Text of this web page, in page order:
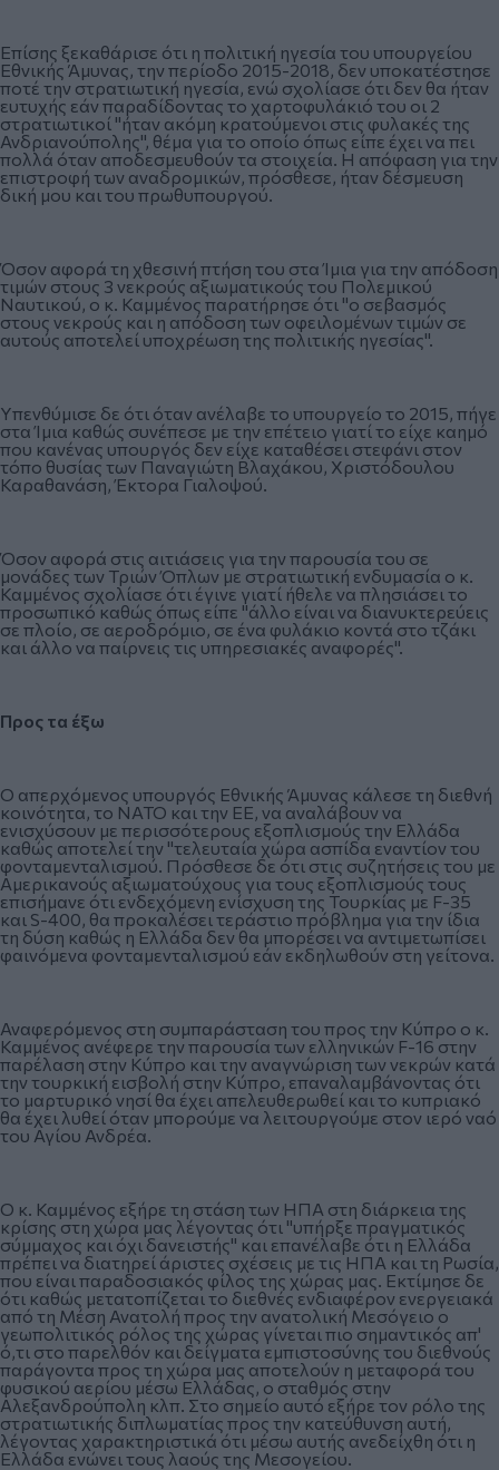
Επίσης ξεκαθάρισε ότι η πολιτική ηγεσία του υπουργείου
Εθνικής Άμυνας, την περίοδο 2015-2018, δεν υποκατέστησε
ποτέ την στρατιωτική ηγεσία, ενώ σχολίασε ότι δεν θα ήταν
ευτυχής εάν παραδίδοντας το χαρτοφυλάκιό του οι 2
στρατιωτικοί "ήταν ακόμη κρατούμενοι στις φυλακές της
Ανδριανούπολης", θέμα για το οποίο όπως είπε έχει να πει
πολλά όταν αποδεσμευθούν τα στοιχεία. Η απόφαση για την
επιστροφή των αναδρομικών, πρόσθεσε, ήταν δέσμευση
δική μου και του πρωθυπουργού.
Όσον αφορά τη χθεσινή πτήση του στα Ίμια για την απόδοση
τιμών στους 3 νεκρούς αξιωματικούς του Πολεμικού
Ναυτικού, ο κ. Καμμένος παρατήρησε ότι "ο σεβασμός
στους νεκρούς και η απόδοση των οφειλομένων τιμών σε
αυτούς αποτελεί υποχρέωση της πολιτικής ηγεσίας".
Υπενθύμισε δε ότι όταν ανέλαβε το υπουργείο το 2015, πήγε
στα Ίμια καθώς συνέπεσε με την επέτειο γιατί το είχε καημό
που κανένας υπουργός δεν είχε καταθέσει στεφάνι στον
τόπο θυσίας των Παναγιώτη Βλαχάκου, Χριστόδουλου
Καραθανάση, Έκτορα Γιαλοψού.
Όσον αφορά στις αιτιάσεις για την παρουσία του σε
μονάδες των Τριών Όπλων με στρατιωτική ενδυμασία ο κ.
Καμμένος σχολίασε ότι έγινε γιατί ήθελε να πλησιάσει το
προσωπικό καθώς όπως είπε "άλλο είναι να διανυκτερεύεις
σε πλοίο, σε αεροδρόμιο, σε ένα φυλάκιο κοντά στο τζάκι
και άλλο να παίρνεις τις υπηρεσιακές αναφορές".
Προς τα έξω
Ο απερχόμενος υπουργός Εθνικής Άμυνας κάλεσε τη διεθνή
κοινότητα, το ΝΑΤΟ και την ΕΕ, να αναλάβουν να
ενισχύσουν με περισσότερους εξοπλισμούς την Ελλάδα
καθώς αποτελεί την "τελευταία χώρα ασπίδα εναντίον του
φονταμενταλισμού. Πρόσθεσε δε ότι στις συζητήσεις του με
Αμερικανούς αξιωματούχους για τους εξοπλισμούς τους
επισήμανε ότι ενδεχόμενη ενίσχυση της Τουρκίας με F-35
και S-400, θα προκαλέσει τεράστιο πρόβλημα για την ίδια
τη δύση καθώς η Ελλάδα δεν θα μπορέσει να αντιμετωπίσει
φαινόμενα φονταμενταλισμού εάν εκδηλωθούν στη γείτονα.
Αναφερόμενος στη συμπαράσταση του προς την Κύπρο ο κ.
Καμμένος ανέφερε την παρουσία των ελληνικών F-16 στην
παρέλαση στην Κύπρο και την αναγνώριση των νεκρών κατά
την τουρκική εισβολή στην Κύπρο, επαναλαμβάνοντας ότι
το μαρτυρικό νησί θα έχει απελευθερωθεί και το κυπριακό
θα έχει λυθεί όταν μπορούμε να λειτουργούμε στον ιερό ναό
του Αγίου Ανδρέα.
Ο κ. Καμμένος εξήρε τη στάση των ΗΠΑ στη διάρκεια της
κρίσης στη χώρα μας λέγοντας ότι "υπήρξε πραγματικός
σύμμαχος και όχι δανειστής" και επανέλαβε ότι η Ελλάδα
πρέπει να διατηρεί άριστες σχέσεις με τις ΗΠΑ και τη Ρωσία,
που είναι παραδοσιακός φίλος της χώρας μας. Εκτίμησε δε
ότι καθώς μετατοπίζεται το διεθνές ενδιαφέρον ενεργειακά
από τη Μέση Ανατολή προς την ανατολική Μεσόγειo ο
γεωπολιτικός ρόλος της χώρας γίνεται πιο σημαντικός απ'
ό,τι στο παρελθόν και δείγματα εμπιστοσύνης του διεθνούς
παράγοντα προς τη χώρα μας αποτελούν η μεταφορά του
φυσικού αερίου μέσω Ελλάδας, ο σταθμός στην
Αλεξανδρούπολη κλπ. Στο σημείο αυτό εξήρε τον ρόλο της
στρατιωτικής διπλωματίας προς την κατεύθυνση αυτή,
λέγοντας χαρακτηριστικά ότι μέσω αυτής ανεδείχθη ότι η
Ελλάδα ενώνει τους λαούς της Μεσογείου.